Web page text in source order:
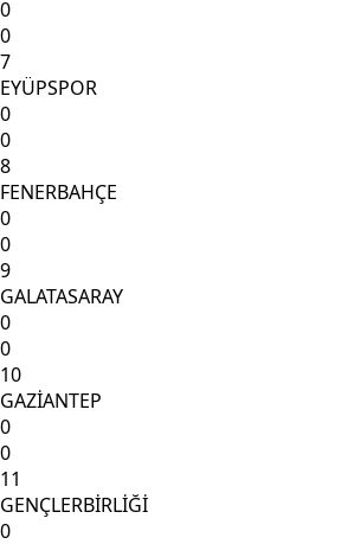
0
0
7
EYÜPSPOR
0
0
8
FENERBAHÇE
0
0
9
GALATASARAY
0
0
10
GAZİANTEP
0
0
11
GENÇLERBİRLİĞİ
0